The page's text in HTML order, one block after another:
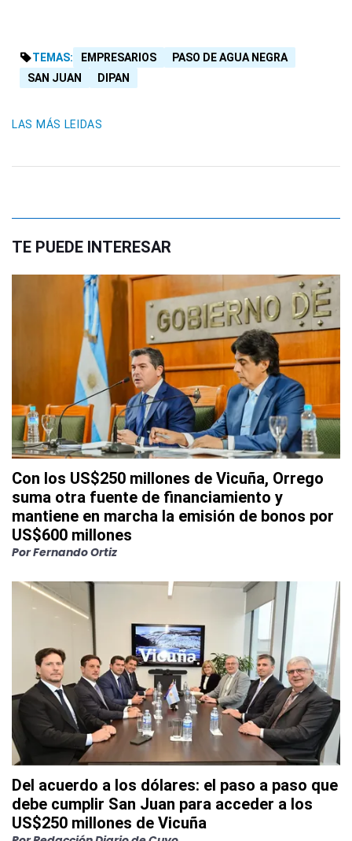
TEMAS: EMPRESARIOS
PASO DE AGUA NEGRA
SAN JUAN
DIPAN
LAS MÁS LEIDAS
TE PUEDE INTERESAR
Con los US$250 millones de Vicuña, Orrego
suma otra fuente de financiamiento y
mantiene en marcha la emisión de bonos por
US$600 millones
PorFernando Ortiz
Del acuerdo a los dólares: el paso a paso que
debe cumplir San Juan para acceder a los
US$250 millones de Vicuña